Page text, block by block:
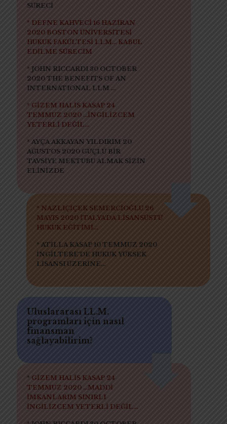
SÜRECİ
* DEFNE KAHVECİ 16 HAZİRAN
2020 BOSTON ÜNİVERSİTESİ
HUKUK FAKÜLTESİ LLM... KABUL
EDİLME SÜRECİM
* JOHN RICCARDI 30 OCTOBER
2020 THE BENEFITS OF AN
INTERNATIONAL LLM ...
* GİZEM HALİS KASAP 24
TEMMUZ 2020 ...İNGİLİZCEM
YETERLİ DEĞİL...
* AYÇA AKKAYAN YILDIRIM 20
AĞUSTOS 2020 GÜÇLÜ BİR
TAVSİYE MEKTUBU ALMAK SİZİN
ELİNİZDE
* NAZLIÇİÇEK SEMERCİOĞLU 26
MAYIS 2020 İTALYA'DA LİSANSÜSTÜ
HUKUK EĞİTİMİ...
* ATİLLA KASAP 10 TEMMUZ 2020
İNGİLTERE'DE HUKUK YÜKSEK
LİSANSI ÜZERİNE...
Uluslararası LL.M.
programları için nasıl
finansman
sağlayabilirim?
* GİZEM HALİS KASAP 24
TEMMUZ 2020 ...MADDİ
İMKANLARIM SINIRLI
İNGİLİZCEM YETERLİ DEĞİL...